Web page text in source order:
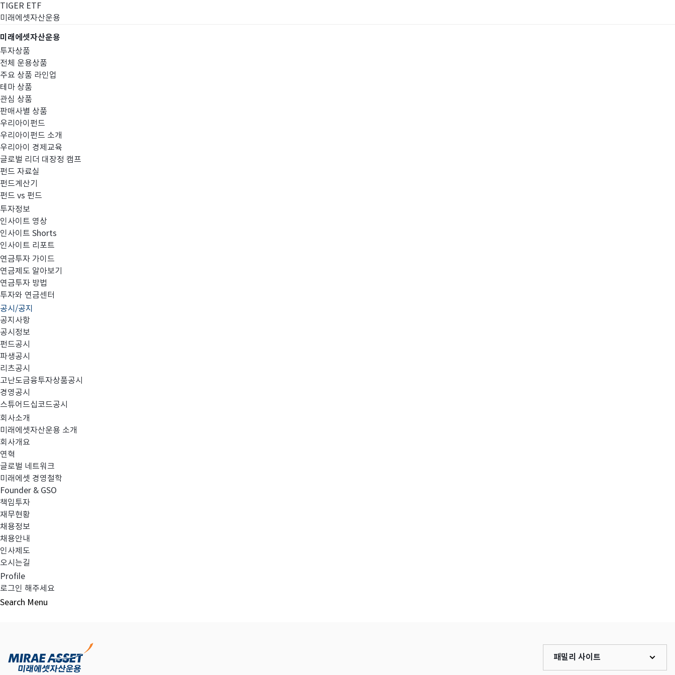
TIGER ETF
미래에셋자산운용
미래에셋자산운용
투자상품
전체 운용상품
주요 상품 라인업
테마 상품
관심 상품
판매사별 상품
우리아이펀드
우리아이펀드 소개
우리아이 경제교육
글로벌 리더 대장정 캠프
펀드 자료실
펀드계산기
펀드 vs 펀드
투자정보
인사이트 영상
인사이트 Shorts
인사이트 리포트
연금투자 가이드
연금제도 알아보기
연금투자 방법
투자와 연금센터
공시/공지
공지사항
공시정보
펀드공시
파생공시
리츠공시
고난도금융투자상품공시
경영공시
스튜어드십코드공시
회사소개
미래에셋자산운용 소개
회사개요
연혁
글로벌 네트워크
미래에셋 경영철학
Founder & GSO
책임투자
재무현황
채용정보
채용안내
인사제도
오시는길
Profile
로그인 해주세요
Search Menu
고난도금융투자상품
고난도금융투자상품_공시_20231124
이전글
다음글
목록보기
패밀리 사이트